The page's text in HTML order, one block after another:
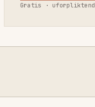
Gratis ·